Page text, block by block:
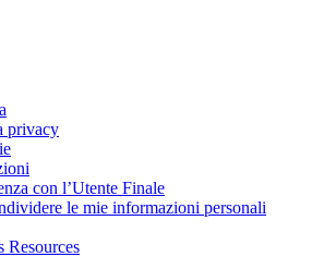
privacy
con l’Utente Finale
le mie informazioni personali
Resources